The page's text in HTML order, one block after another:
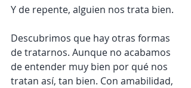
Y de repente, alguien nos trata bien.
Descubrimos que hay otras formas
de tratarnos. Aunque no acabamos
de entender muy bien por qué nos
tratan así, tan bien. Con amabilidad,